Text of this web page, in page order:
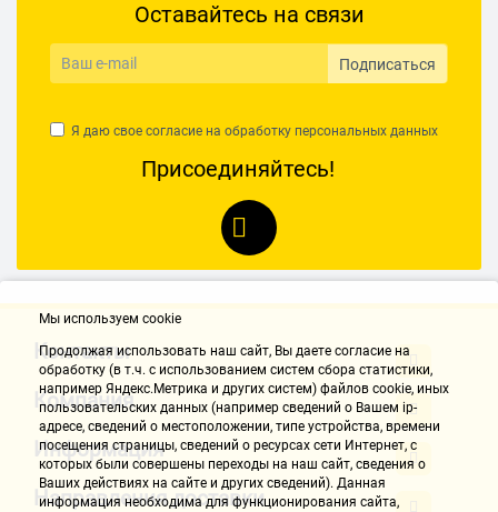
Недостатки:
Обычный жесткач за свои деньги - все заявленные функции и
24.11.2018, 10:16
Достоинства:
Известный брэнд, низкая цена.
Недостатки:
качество "блинов" ужасное!
Оставайтесь на связи
Подписаться
Я даю свое согласие на обработку персональных данных
Присоединяйтесь!
Контакты
Компания
Информация
Направления доставки
Мы используем cookie
Продолжая использовать наш cайт, Вы даете согласие на
обработку (в т.ч. с использованием систем сбора статистики,
например Яндекс.Метрика и других систем) файлов cookie, иных
пользовательских данных (например сведений о Вашем ip-
адресе, сведений о местоположении, типе устройства, времени
посещения страницы, сведений о ресурсах сети Интернет, с
которых были совершены переходы на наш сайт, сведения о
Ваших действиях на сайте и других сведений). Данная
информация необходима для функционирования сайта,